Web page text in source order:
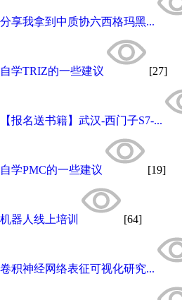
分享我拿到中质协六西格玛黑...
自学TRIZ的一些建议 [27]
【报名送书籍】武汉-西门子S7-...
自学PMC的一些建议 [19]
机器人线上培训 [64]
卷积神经网络表征可视化研究...